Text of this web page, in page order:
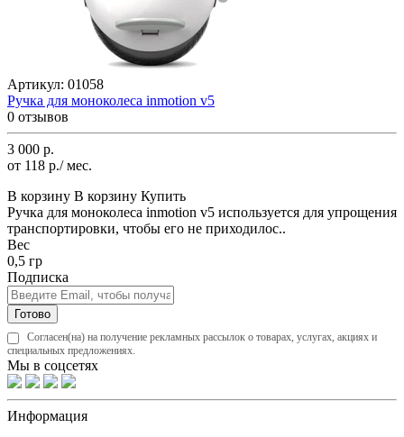
Артикул: 01058
Ручка для моноколеса inmotion v5
0 отзывов
3 000 р.
от 118 р./ мес.
В корзину В корзину Купить
Ручка для моноколеса inmotion v5 используется для упрощения
транспортировки, чтобы его не приходилос..
Вес
0,5 гр
Подписка
Готово
Согласен(на) на получение рекламных рассылок о товарах, услугах, акциях и
специальных предложениях.
Мы в соцсетях
Информация